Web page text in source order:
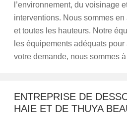
l’environnement, du voisinage
interventions. Nous sommes
et toutes les hauteurs. Notre
les équipements adéquats
votre demande, nous sommes
ENTREPRISE DE
HAIE ET DE THUYA